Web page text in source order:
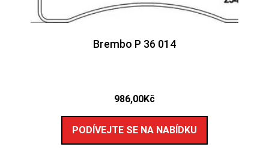
Brembo P 36 014
986,00Kč
PODÍVEJTE SE NA NABÍDKU